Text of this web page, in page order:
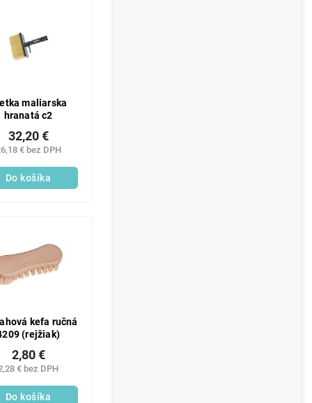
maliarska
hranatá c2
€ bez DPH
32,20 €
Do košíka
kefa ručná
(rejžiak)
€ bez DPH
2,80 €
Do košíka